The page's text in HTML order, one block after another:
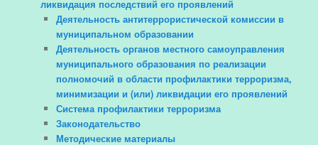
ликвидация последствий его проявлений
Деятельность антитеррористической комиссии в
муниципальном образовании
Деятельность органов местного самоуправления
муниципального образования по реализации
полномочий в области профилактики терроризма,
минимизации и (или) ликвидации его проявлений
Система профилактики терроризма
Законодательство
Методические материалы